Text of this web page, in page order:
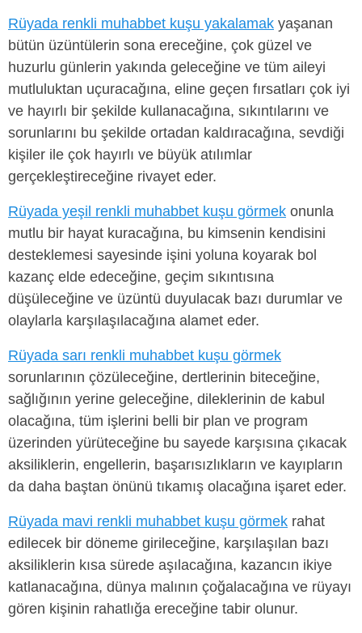
Rüyada renkli muhabbet kuşu yakalamak yaşanan
bütün üzüntülerin sona ereceğine, çok güzel ve
huzurlu günlerin yakında geleceğine ve tüm aileyi
mutluluktan uçuracağına, eline geçen fırsatları çok iyi
ve hayırlı bir şekilde kullanacağına, sıkıntılarını ve
sorunlarını bu şekilde ortadan kaldıracağına, sevdiği
kişiler ile çok hayırlı ve büyük atılımlar
gerçekleştireceğine rivayet eder.
Rüyada yeşil renkli muhabbet kuşu görmek onunla
mutlu bir hayat kuracağına, bu kimsenin kendisini
desteklemesi sayesinde işini yoluna koyarak bol
kazanç elde edeceğine, geçim sıkıntısına
düşüleceğine ve üzüntü duyulacak bazı durumlar ve
olaylarla karşılaşılacağına alamet eder.
Rüyada sarı renkli muhabbet kuşu görmek
sorunlarının çözüleceğine, dertlerinin biteceğine,
sağlığının yerine geleceğine, dileklerinin de kabul
olacağına, tüm işlerini belli bir plan ve program
üzerinden yürüteceğine bu sayede karşısına çıkacak
aksiliklerin, engellerin, başarısızlıkların ve kayıpların
da daha baştan önünü tıkamış olacağına işaret eder.
Rüyada mavi renkli muhabbet kuşu görmek rahat
edilecek bir döneme girileceğine, karşılaşılan bazı
aksiliklerin kısa sürede aşılacağına, kazancın ikiye
katlanacağına, dünya malının çoğalacağına ve rüyayı
gören kişinin rahatlığa ereceğine tabir olunur.